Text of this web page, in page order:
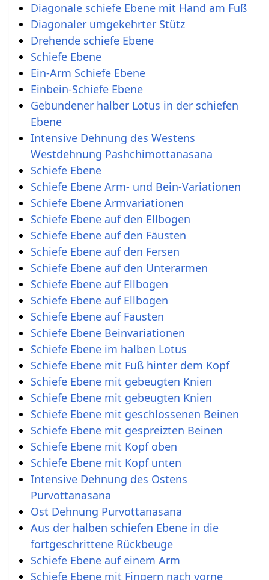
Diagonale schiefe Ebene mit Hand am Fuß
Diagonaler umgekehrter Stütz
Drehende schiefe Ebene
Schiefe Ebene
Ein-Arm Schiefe Ebene
Einbein-Schiefe Ebene
Gebundener halber Lotus in der schiefen
Ebene
Intensive Dehnung des Westens
Westdehnung Pashchimottanasana
Schiefe Ebene
Schiefe Ebene Arm- und Bein-Variationen
Schiefe Ebene Armvariationen
Schiefe Ebene auf den Ellbogen
Schiefe Ebene auf den Fäusten
Schiefe Ebene auf den Fersen
Schiefe Ebene auf den Unterarmen
Schiefe Ebene auf Ellbogen
Schiefe Ebene auf Ellbogen
Schiefe Ebene auf Fäusten
Schiefe Ebene Beinvariationen
Schiefe Ebene im halben Lotus
Schiefe Ebene mit Fuß hinter dem Kopf
Schiefe Ebene mit gebeugten Knien
Schiefe Ebene mit gebeugten Knien
Schiefe Ebene mit geschlossenen Beinen
Schiefe Ebene mit gespreizten Beinen
Schiefe Ebene mit Kopf oben
Schiefe Ebene mit Kopf unten
Intensive Dehnung des Ostens
Purvottanasana
Ost Dehnung Purvottanasana
Aus der halben schiefen Ebene in die
fortgeschrittene Rückbeuge
Schiefe Ebene auf einem Arm
Schiefe Ebene mit Fingern nach vorne